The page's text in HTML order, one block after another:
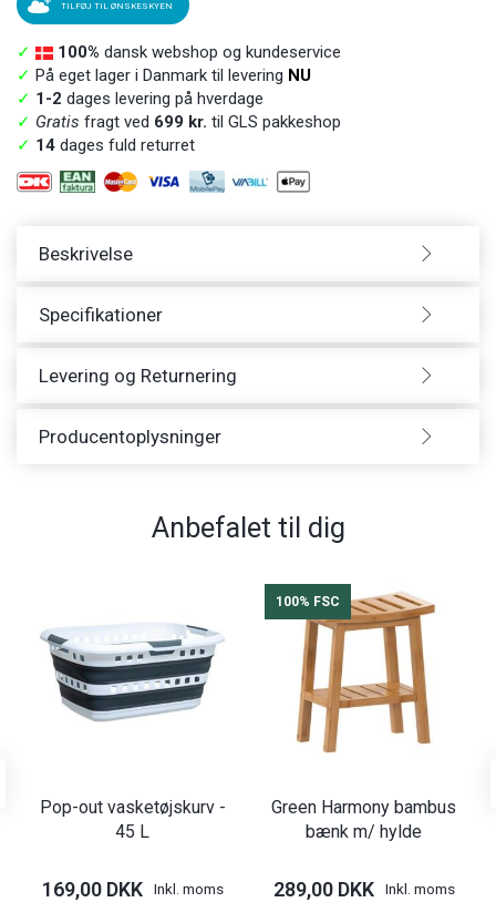
TILFØJ TIL ØNSKESKYEN
✓ 100% dansk webshop og kundeservice
✓ På eget lager i Danmark til levering NU
✓ 1-2 dages levering på hverdage
✓ Gratis fragt ved 699 kr. til GLS pakkeshop
✓ 14 dages fuld returret
Beskrivelse
Specifikationer
Levering og Returnering
Producentoplysninger
Anbefalet til dig
Pop-out vasketøjskurv -
45 L
169,00 DKK Inkl. moms
100% FSC
Green Harmony bambus
bænk m/ hylde
289,00 DKK Inkl. moms